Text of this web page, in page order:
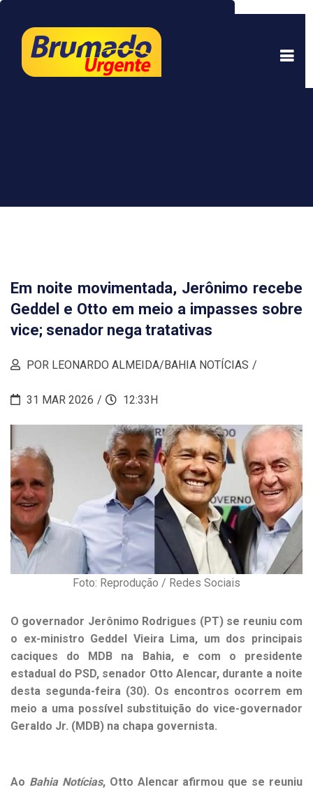
experiência. Ao continuar a navegar, você está
de acordo com isso.Saber mais.
Em noite movimentada, Jerônimo recebe
Geddel e Otto em meio a impasses sobre
vice; senador nega tratativas
POR LEONARDO ALMEIDA/BAHIA NOTÍCIAS
31 MAR 2026 12:33H
Foto: Reprodução / Redes Sociais
O governador Jerônimo Rodrigues (PT) se reuniu com
o ex-ministro Geddel Vieira Lima, um dos principais
caciques do MDB na Bahia, e com o presidente
estadual do PSD, senador Otto Alencar, durante a noite
desta segunda-feira (30). Os encontros ocorrem em
meio a uma possível substituição do vice-governador
Geraldo Jr. (MDB) na chapa governista.
Ao Bahia Notícias, Otto Alencar afirmou que se reuniu